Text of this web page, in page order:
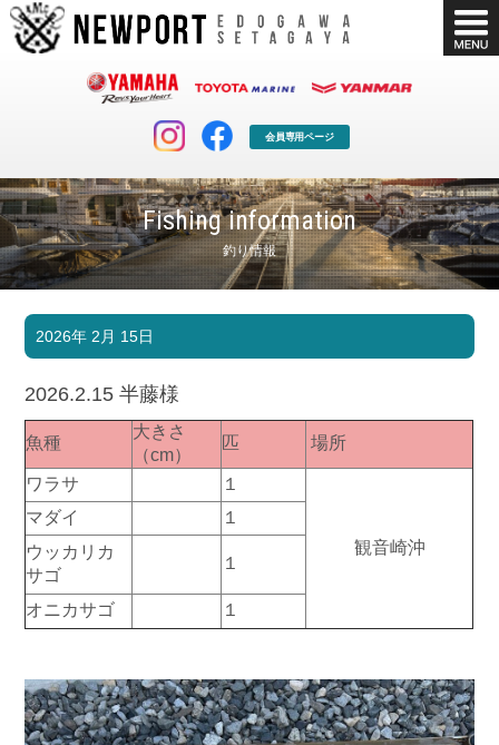
会員専用ページ
Fishing information
釣り情報
マリンクラブ
マリンライフを堪能したい！
ボート販売
ボート免許
長年の実績と信頼！
店舗情報 公式ブログ
Contact us Company
採用情報
2026年 2月 15日
2026.2.15 半藤様
魚種
大きさ
（cm）
匹 場所
ワラサ １
観音崎沖
マダイ
１
ウッカリカ
サゴ
１
オニカサゴ １